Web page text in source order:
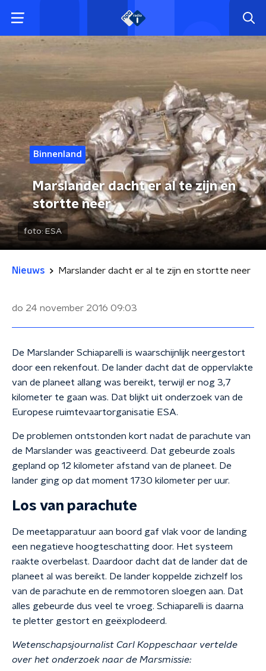
Binnenland
Marslander dacht er al te zijn en
stortte neer
foto: ESA
Nieuws Marslander dacht er al te zijn en stortte neer
do 24 november 2016 09:03
De Marslander Schiaparelli is waarschijnlijk neergestort
door een rekenfout. De lander dacht dat de oppervlakte
van de planeet allang was bereikt, terwijl er nog 3,7
kilometer te gaan was. Dat blijkt uit onderzoek van de
Europese ruimtevaartorganisatie ESA.
De problemen ontstonden kort nadat de parachute van
de Marslander was geactiveerd. Dat gebeurde zoals
gepland op 12 kilometer afstand van de planeet. De
lander ging op dat moment 1730 kilometer per uur.
Los van parachute
De meetapparatuur aan boord gaf vlak voor de landing
een negatieve hoogteschatting door. Het systeem
raakte overbelast. Daardoor dacht dat de lander dat de
planeet al was bereikt. De lander koppelde zichzelf los
van de parachute en de remmotoren sloegen aan. Dat
alles gebeurde dus veel te vroeg. Schiaparelli is daarna
te pletter gestort en geëxplodeerd.
Wetenschapsjournalist Carl Koppeschaar vertelde
over het onderzoek naar de Marsmissie: